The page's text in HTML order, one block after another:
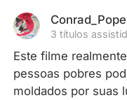
Conrad_Pope
3 títulos
Este filme
pessoas pobres
moldados por suas